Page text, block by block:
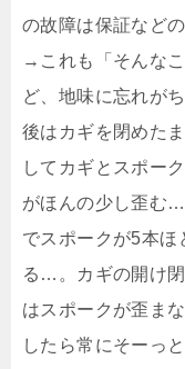
の故障は保証など
→これも「そんな
ど、地味に忘れが
後はカギを閉めた
してカギとスポー
がほんの少し歪む
でスポークが5本ほ
る…。カギの開け
はスポークが歪ま
したら常にそーっ